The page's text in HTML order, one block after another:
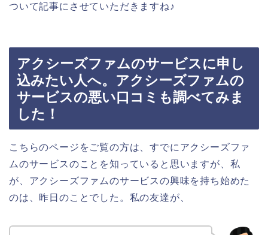
ついて記事にさせていただきますね♪
アクシーズファムのサービスに申し
込みたい人へ。アクシーズファムの
サービスの悪い口コミも調べてみま
した！
こちらのページをご覧の方は、すでにアクシーズファ
ムのサービスのことを知っていると思いますが、私
が、アクシーズファムのサービスの興味を持ち始めた
のは、昨日のことでした。私の友達が、